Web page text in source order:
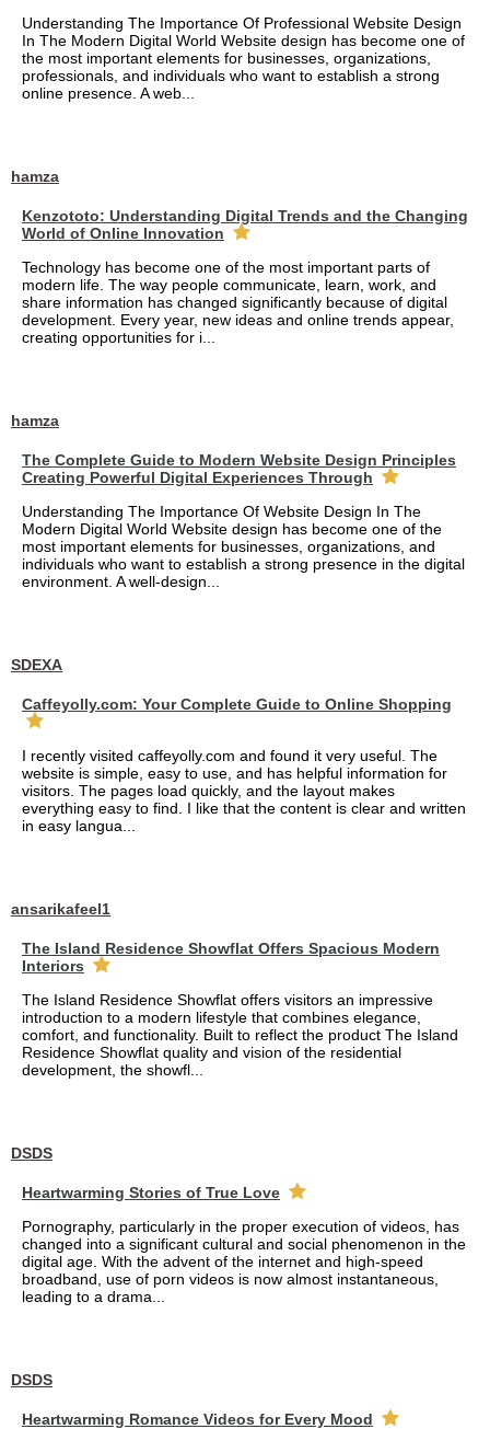
Understanding The Importance Of Professional Website Design
In The Modern Digital World Website design has become one of
the most important elements for businesses, organizations,
professionals, and individuals who want to establish a strong
online presence. A web...
hamza
Kenzototo: Understanding Digital Trends and the Changing
World of Online Innovation
Technology has become one of the most important parts of
modern life. The way people communicate, learn, work, and
share information has changed significantly because of digital
development. Every year, new ideas and online trends appear,
creating opportunities for i...
hamza
The Complete Guide to Modern Website Design Principles
Creating Powerful Digital Experiences Through
Understanding The Importance Of Website Design In The
Modern Digital World Website design has become one of the
most important elements for businesses, organizations, and
individuals who want to establish a strong presence in the digital
environment. A well-design...
SDEXA
Caffeyolly.com: Your Complete Guide to Online Shopping
I recently visited caffeyolly.com and found it very useful. The
website is simple, easy to use, and has helpful information for
visitors. The pages load quickly, and the layout makes
everything easy to find. I like that the content is clear and written
in easy langua...
ansarikafeel1
The Island Residence Showflat Offers Spacious Modern
Interiors
The Island Residence Showflat offers visitors an impressive
introduction to a modern lifestyle that combines elegance,
comfort, and functionality. Built to reflect the product The Island
Residence Showflat quality and vision of the residential
development, the showfl...
DSDS
Heartwarming Stories of True Love
Pornography, particularly in the proper execution of videos, has
changed into a significant cultural and social phenomenon in the
digital age. With the advent of the internet and high-speed
broadband, use of porn videos is now almost instantaneous,
leading to a drama...
DSDS
Heartwarming Romance Videos for Every Mood